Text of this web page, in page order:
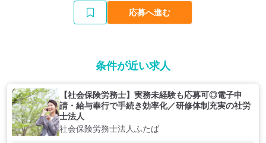
応募へ進む
条件が近い求人
【社会保険労務士】実務未経験も応募可◎電子申
請・給与奉行で手続き効率化／研修体制充実の社労
士法人
社会保険労務士法人ふたば